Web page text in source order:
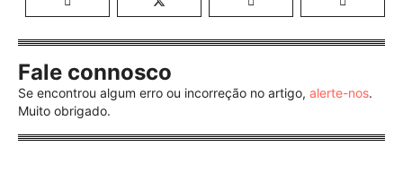
Fale connosco
Se encontrou algum erro ou incorreção no artigo, alerte-nos.
Muito obrigado.